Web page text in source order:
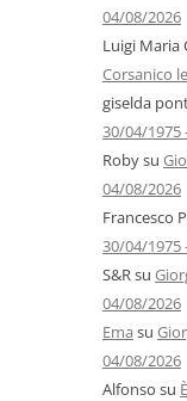
04/08/2026
Luigi Maria
Corsanico
giselda
30/04/1975
Robysu
04/08/2026
Francesco
30/04/1975
S&Rsu
04/08/2026
Ema su
04/08/2026
Alfonso su